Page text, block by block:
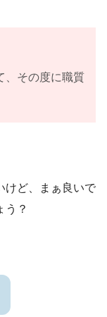
、その度に職質
けど、まぁ良いで
う？